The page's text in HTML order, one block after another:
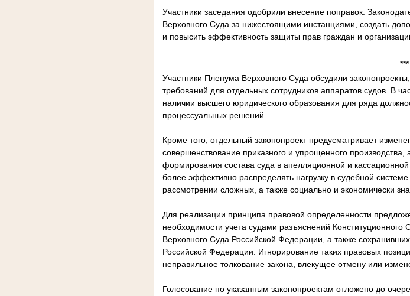
Участники заседания одобрили внесение поправок.
Верховного Суда за нижестоящими инстанциями, создать
и повысить эффективность защиты прав граждан и
***
Участники Пленума Верховного Суда обсудили
требований для отдельных сотрудников аппаратов судов. В
наличии высшего юридического образования для ряда
процессуальных решений.
Кроме того, отдельный законопроект предусматривает
совершенствование приказного и упрощенного
формирования состава суда в апелляционной и
более эффективно распределять нагрузку в судебной
рассмотрении сложных, а также социально и экономически
Для реализации принципа правовой определенности
необходимости учета судами разъяснений
Верховного Суда Российской Федерации, а также
Российской Федерации. Игнорирование таких правовых
неправильное толкование закона, влекущее отмену или
Голосование по указанным законопроектам отложено до